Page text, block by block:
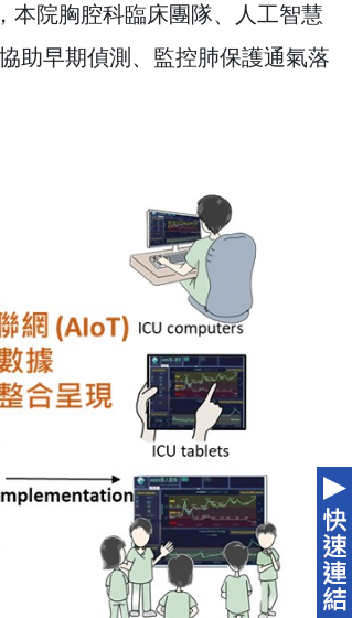
本院胸腔科臨床團隊、人工智慧
助早期偵測、監控肺保護通氣落